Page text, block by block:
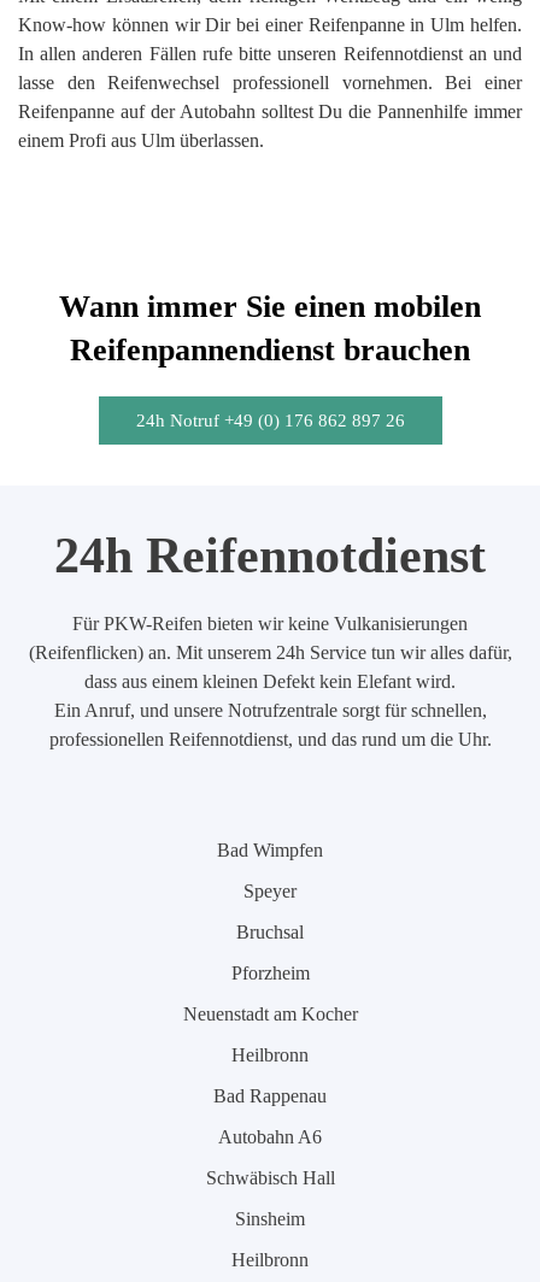
Know-how können wir Dir bei einer Reifenpanne in Ulm helfen.
In allen anderen Fällen rufe bitte unseren Reifennotdienst an und
lasse den Reifenwechsel professionell vornehmen. Bei einer
Reifenpanne auf der Autobahn solltest Du die Pannenhilfe immer
einem Profi aus Ulm überlassen.
Wann immer Sie einen mobilen
Reifenpannendienst brauchen
24h Notruf +49 (0) 176 862 897 26
24h Reifennotdienst
Für PKW-Reifen bieten wir keine Vulkanisierungen
(Reifenflicken) an. Mit unserem 24h Service tun wir alles dafür,
dass aus einem kleinen Defekt kein Elefant wird.
Ein Anruf, und unsere Notrufzentrale sorgt für schnellen,
professionellen Reifennotdienst, und das rund um die Uhr.
Bad Wimpfen
Speyer
Bruchsal
Pforzheim
Neuenstadt am Kocher
Heilbronn
Bad Rappenau
Autobahn A6
Schwäbisch Hall
Sinsheim
Heilbronn